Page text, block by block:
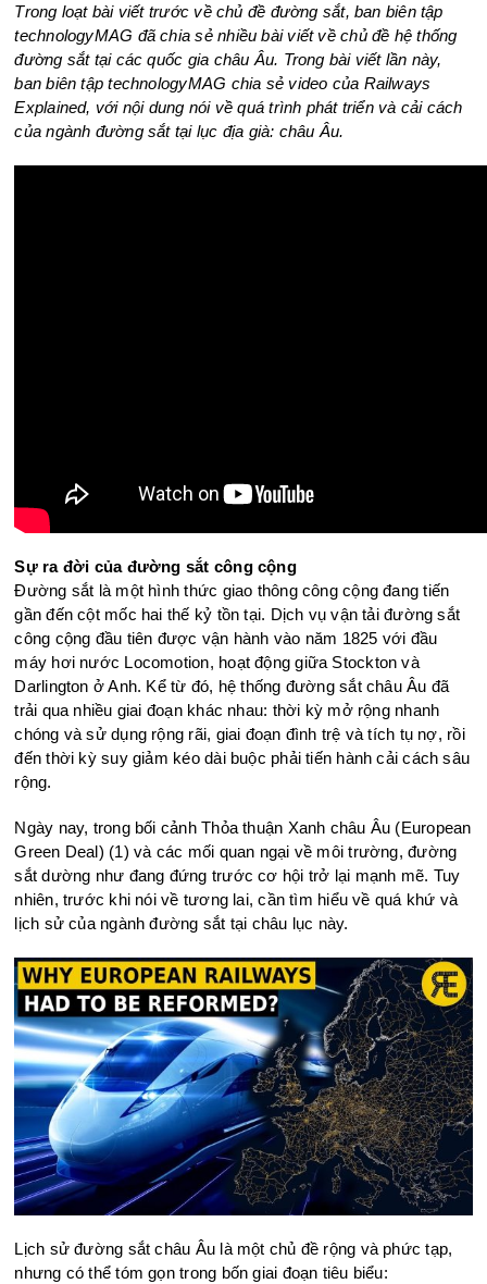
Trong loạt bài viết trước về chủ đề đường sắt, ban biên tập
technologyMAG đã chia sẻ nhiều bài viết về chủ đề hệ thống
đường sắt tại các quốc gia châu Âu. Trong bài viết lần này,
ban biên tập technologyMAG chia sẻ video của Railways
Explained, với nội dung nói về quá trình phát triển và cải cách
của ngành đường sắt tại lục địa già: châu Âu.
Sự ra đời của đường sắt công cộng
Đường sắt là một hình thức giao thông công cộng đang tiến
gần đến cột mốc hai thế kỷ tồn tại. Dịch vụ vận tải đường sắt
công cộng đầu tiên được vận hành vào năm 1825 với đầu
máy hơi nước Locomotion, hoạt động giữa Stockton và
Darlington ở Anh. Kể từ đó, hệ thống đường sắt châu Âu đã
trải qua nhiều giai đoạn khác nhau: thời kỳ mở rộng nhanh
chóng và sử dụng rộng rãi, giai đoạn đình trệ và tích tụ nợ, rồi
đến thời kỳ suy giảm kéo dài buộc phải tiến hành cải cách sâu
rộng.
Ngày nay, trong bối cảnh Thỏa thuận Xanh châu Âu (European
Green Deal) (1) và các mối quan ngại về môi trường, đường
sắt dường như đang đứng trước cơ hội trở lại mạnh mẽ. Tuy
nhiên, trước khi nói về tương lai, cần tìm hiểu về quá khứ và
lịch sử của ngành đường sắt tại châu lục này.
Lịch sử đường sắt châu Âu là một chủ đề rộng và phức tạp,
nhưng có thể tóm gọn trong bốn giai đoạn tiêu biểu: